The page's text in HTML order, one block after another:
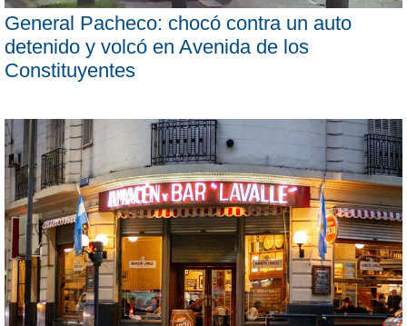
General Pacheco: chocó contra un auto
detenido y volcó en Avenida de los
Constituyentes